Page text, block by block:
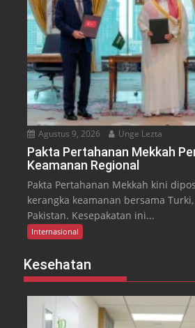
Agustus 9, 2026 Unge Lezta
Pakta Pertahanan Mekkah
Keamanan Regional
Pakta Pertahanan Mekkah kini
kerangka keamanan bersama
Pakistan. Kesepakatan ini...
Internasional
Kesehatan